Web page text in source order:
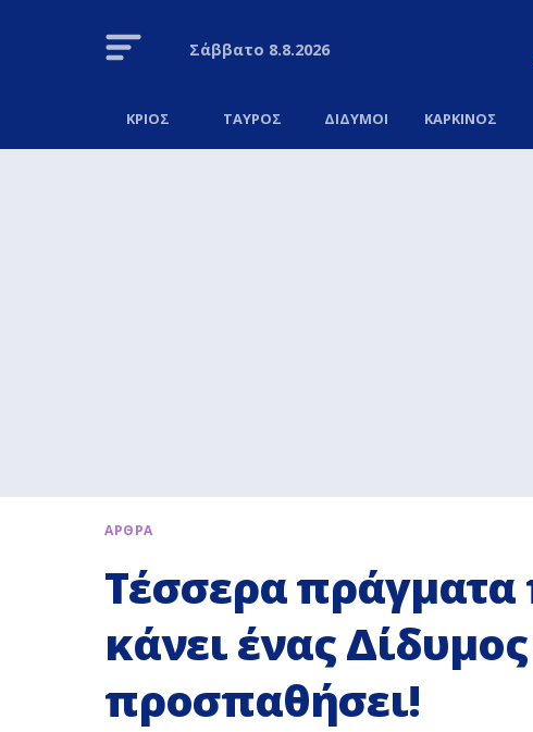
Σάββατο 8.8.2026
ΚΡΙΟΣ ΤΑΥΡΟΣ ΔΙΔΥΜΟΙ ΚΑΡΚΙΝΟΣ
ΑΡΘΡΑ
Τέσσερα πράγματα
κάνει ένας
προσπαθήσει!